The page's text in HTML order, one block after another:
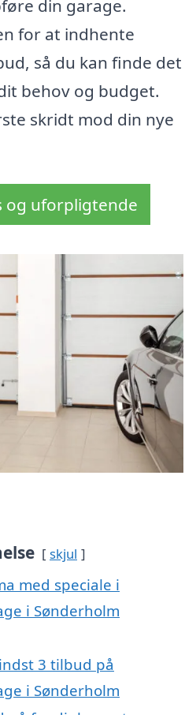
din garage.
for at indhente
så du kan finde det
behov og budget.
skridt mod din nye
og uforpligtende
skjul
med speciale i
i Sønderholm
3 tilbud på
i Sønderholm